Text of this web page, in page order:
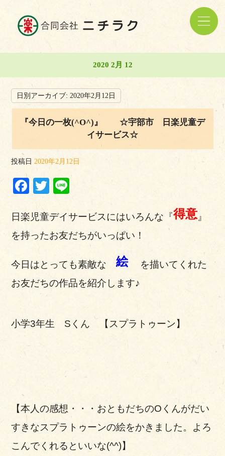
2020 2月 12
日別アーカイブ:2020年2月12日
『今日の一枚(^O^)』 ☆宇部市 日楽児童デ
イサービス☆
投稿日 2020年2月12日
Facebook
Twitter
日楽児童デイサービスにはいろんな『得意』
を持ったお友だちがいっぱい！
今日はとっても素敵な絵
を描いてくれた
お友だちの作品を紹介します♪
小学3年生 Sくん 【スプラトゥーン】
【本人の感想・・・おともだちのOくんがだい
すきなスプラトゥーンの絵をかきました。よろ
こんでくれるといいな(^^)】